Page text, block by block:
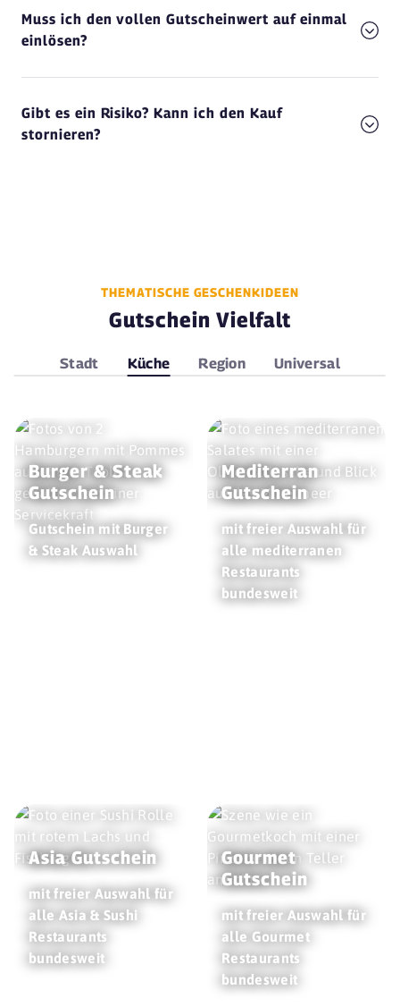
Muss ich den vollen Gutscheinwert auf einmal
einlösen?
Gibt es ein Risiko? Kann ich den Kauf
stornieren?
THEMATISCHE GESCHENKIDEEN
Gutschein Vielfalt
Stadt Küche Region Universal
Burger & Steak
Gutschein
Gutschein mit Burger
& Steak Auswahl
Mediterran
Gutschein
mit freier Auswahl für
alle mediterranen
Restaurants
bundesweit
Asia Gutschein
mit freier Auswahl für
alle Asia & Sushi
Restaurants
bundesweit
Gourmet
Gutschein
mit freier Auswahl für
alle Gourmet
Restaurants
bundesweit